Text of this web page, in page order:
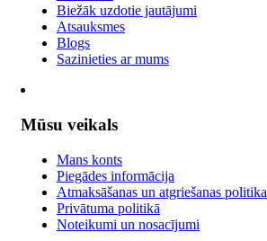
Biežāk uzdotie jautājumi
Atsauksmes
Blogs
Sazinieties ar mums
Mūsu veikals
Mans konts
Piegādes informācija
Atmaksāšanas un atgriešanas politika
Privātuma politikā
Noteikumi un nosacījumi